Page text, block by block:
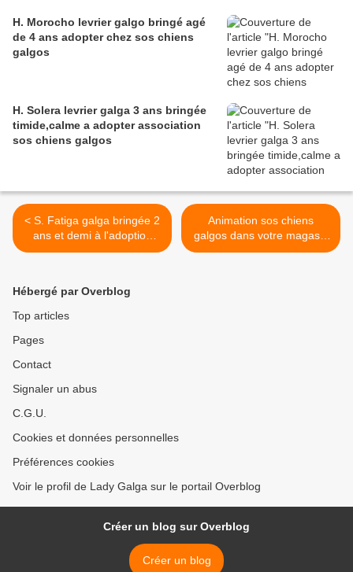
H. Morocho levrier galgo bringé agé
de 4 ans adopter chez sos chiens
galgos
H. Solera levrier galga 3 ans bringée
timide,calme a adopter association
sos chiens galgos
< S. Fatiga galga bringée 2
ans et demi à l'adoption
chez sos chiens galgos
Animation sos chiens
galgos dans votre magasin
Carrefour d'Alençon Orne le
Hébergé par Overblog
Top articles
Pages
Contact
Signaler un abus
C.G.U.
Cookies et données personnelles
Préférences cookies
Voir le profil de Lady Galga sur le portail Overblog
Créer un blog sur Overblog
Créer un blog